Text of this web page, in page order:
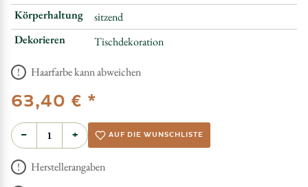
Körperhaltung
sitzend
Dekorieren
Tischdekoration
Haarfarbe kann abweichen
63,40 € *
− + AUF DIE WUNSCHLISTE
Herstellerangaben